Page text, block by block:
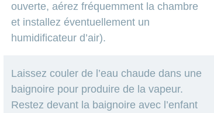
ouverte, aérez fréquemment la chambre
et installez éventuellement un
humidificateur d’air).
Laissez couler de l’eau chaude dans une
baignoire pour produire de la vapeur.
Restez devant la baignoire avec l’enfant